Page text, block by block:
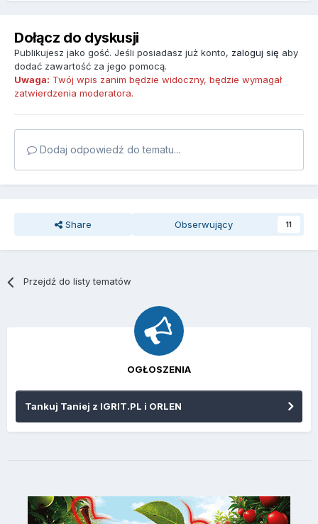
Dołącz do dyskusji
Publikujesz jako gość. Jeśli posiadasz już konto, zaloguj się aby
dodać zawartość za jego pomocą.
Uwaga: Twój wpis zanim będzie widoczny, będzie wymagał
zatwierdzenia moderatora.
Dodaj odpowiedź do tematu...
Share Obserwujący 11
Przejdź do listy tematów
OGŁOSZENIA
Tankuj Taniej z IGRIT.PL i ORLEN